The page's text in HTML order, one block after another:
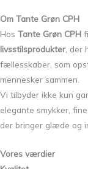
Om Tante Grøn CPH
Hos Tante Grøn CPH
livsstilsprodukter, der
fællesskaber, som
mennesker sammen.
Vi tilbyder ikke kun
elegante smykker,
der bringer glæde og
Vores værdier